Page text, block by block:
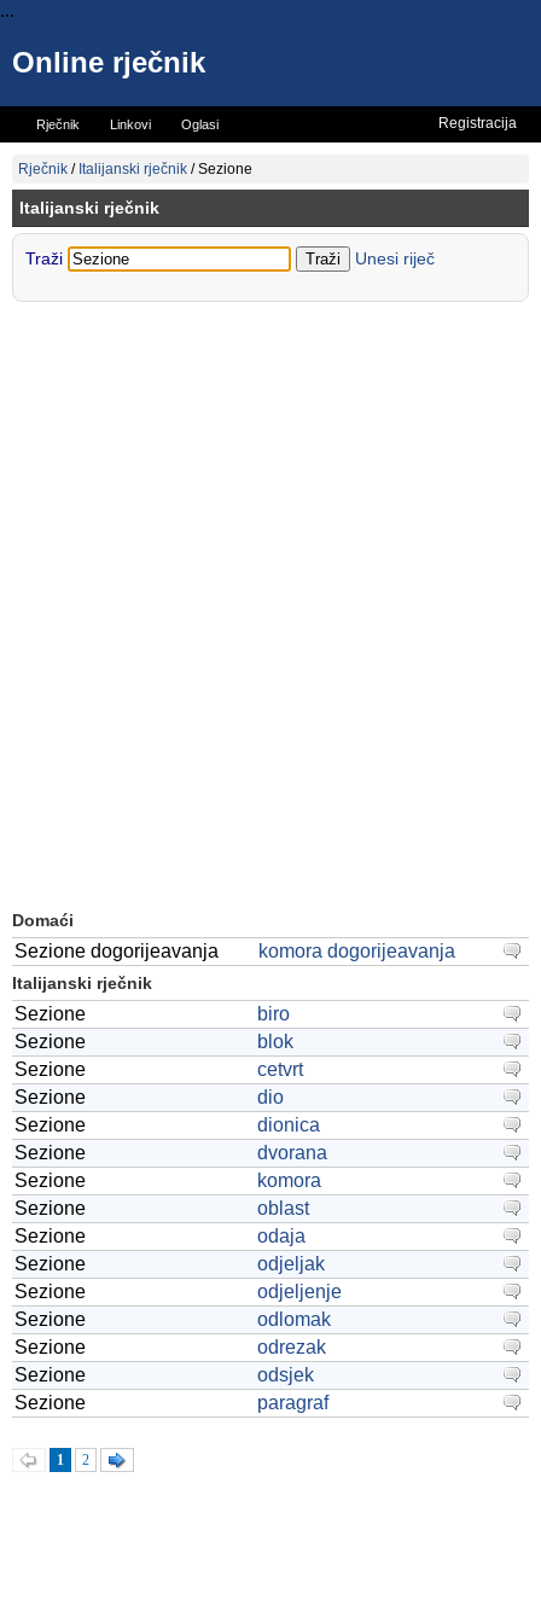
...
Online rječnik
Rječnik Linkovi Oglasi
Vicevi Mini rječnik
Registracija
Rječnik / Italijanski rječnik /Sezione
Italijanski rječnik
Traži Unesi riječ
Domaći
Sezione dogorijeavanja komora dogorijeavanja
Italijanski rječnik
Sezione
biro
Sezione
blok
Sezione
cetvrt
Sezione
dio
Sezione
dionica
Sezione
dvorana
Sezione
komora
Sezione
oblast
Sezione
odaja
Sezione
odjeljak
Sezione
odjeljenje
Sezione
odlomak
Sezione
odrezak
Sezione
odsjek
Sezione
paragraf
1 2